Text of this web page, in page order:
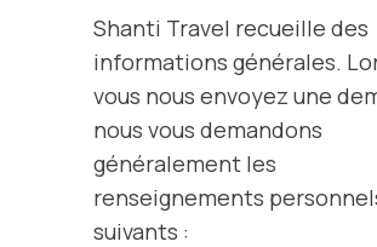
Shanti Travel recueille des
informations générales.
vous nous envoyez une
nous vous demandons
généralement les
renseignements
suivants :